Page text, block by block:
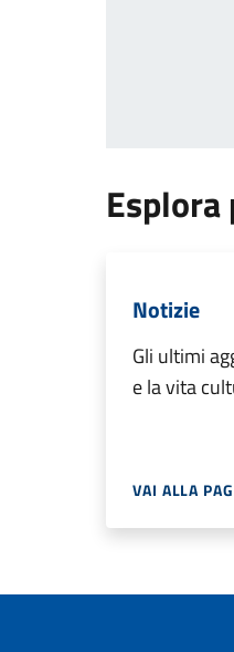
Notizie
Gli ultimi
e la vita
VAI ALLA